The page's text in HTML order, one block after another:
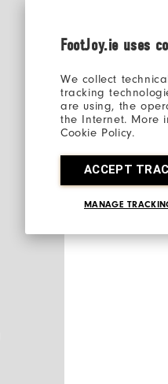
FootJoy.ie uses
We collect
tracking
are using, the
the Internet. More
Cookie Policy.
ACCEPT
MANAGE